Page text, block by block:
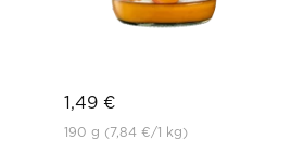
1,49 €
190 g (7,84 €/1 kg)